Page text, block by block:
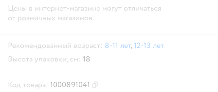
Цены в интернет-магазине могут отличаться
от розничных магазинов.
Рекомендованный возраст: 8-11 лет,12-13 лет
Высота упаковки, см: 18
Код товара: 1000891041